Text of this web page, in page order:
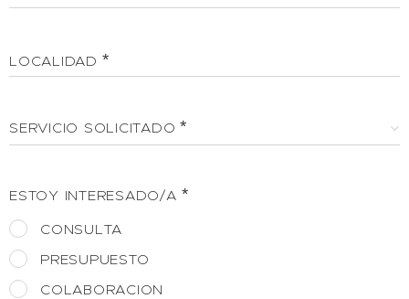
LOCALIDAD
SERVICIO SOLICITADO
ESTOY INTERESADO/A
CONSULTA
PRESUPUESTO
COLABORACION